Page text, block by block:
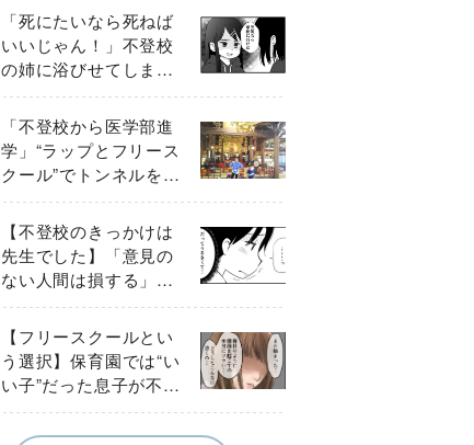
「死にたいなら死ねば
いいじゃん！」不登校
の姉に浴びせてしまっ
た言葉【番外編・後
編】
「不登校から医学部進
学」“ラップとフリース
クール”でトンネルを脱
して高校受験へ〔元野
球少年の実話〕
【不登校のきっかけは
先生でした】「意見の
ない人間は損する」担
任の一言が苦しみに…
《第１話》
【フリースクールとい
う選択】保育園では“い
い子”だった息子が不登
校に…小学校入学後に
見えたSOS《第１話》